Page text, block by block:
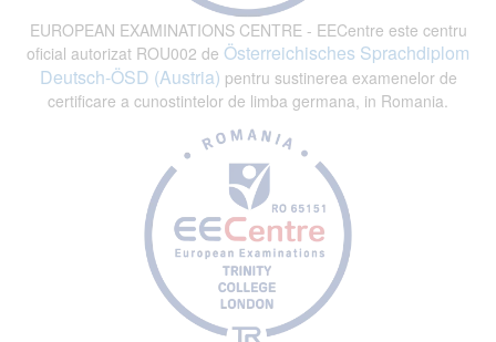
EUROPEAN EXAMINATIONS CENTRE - EECentre este centru
oficial autorizat ROU002 de Österreichisches Sprachdiplom
Deutsch-ÖSD (Austria) pentru sustinerea examenelor de
certificare a cunostintelor de limba germana, in Romania.